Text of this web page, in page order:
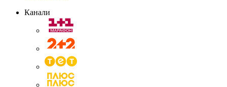
Канали